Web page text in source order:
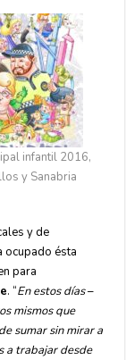
infantil 2016,
y Sanabria
y de
ocupado ésta
para
. “En estos días–
mismos que
sumar sin mirar a
a trabajar desde